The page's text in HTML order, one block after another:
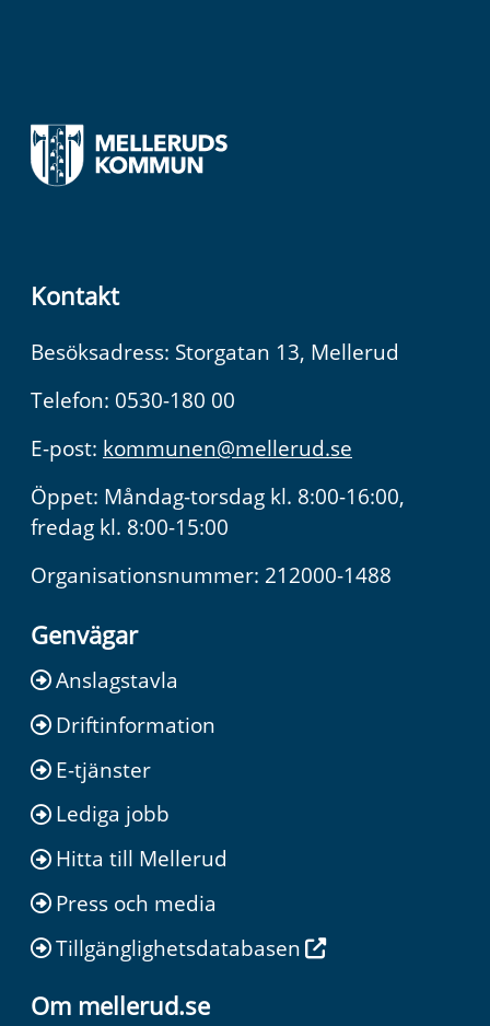
Kontakt
Besöksadress: Storgatan 13, Mellerud
Telefon: 0530-180 00
E-post: kommunen@mellerud.se
Öppet: Måndag-torsdag kl. 8:00-16:00,
fredag kl. 8:00-15:00
Organisationsnummer: 212000-1488
Genvägar
Anslagstavla
Driftinformation
E-tjänster
Lediga jobb
Hitta till Mellerud
Press och media
Tillgänglighetsdatabasen
Om mellerud.se